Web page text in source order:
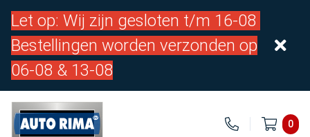
Let op: Wij zijn gesloten t/m 16-08
Bestellingen worden verzonden op
06-08 & 13-08
0